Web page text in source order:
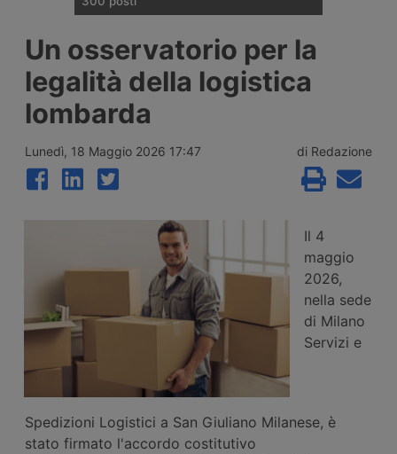
attività europee dopo l’uscita di tre dirigenti
senior, mentre Londra e Anversa registrano
volumi record e il gruppo prosegue gli
investimenti tra Svizzera, Golfo, Siria e
Regno Unito.
Un osservatorio per la
legalità della logistica
lombarda
Lunedì, 18 Maggio 2026 17:47 di Redazione
Il 4
maggio
2026,
nella sede
di Milano
Servizi e
Spedizioni Logistici a San Giuliano Milanese, è
stato firmato l'accordo costitutivo